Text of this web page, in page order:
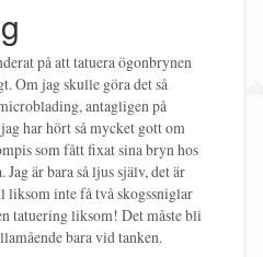
på att tatuera ögonbrynen
Om jag skulle göra det så
antagligen på
har hört så mycket gott om
som fått fixat sina bryn hos
är bara så ljus själv, det är
liksom inte få två skogssniglar
tatuering liksom! Det måste bli
bara vid tanken.